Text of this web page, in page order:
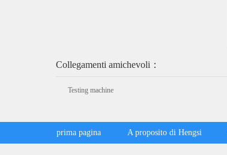
Collegamenti amichevoli：
Testing machine
prima pagina A proposito di Hengsi